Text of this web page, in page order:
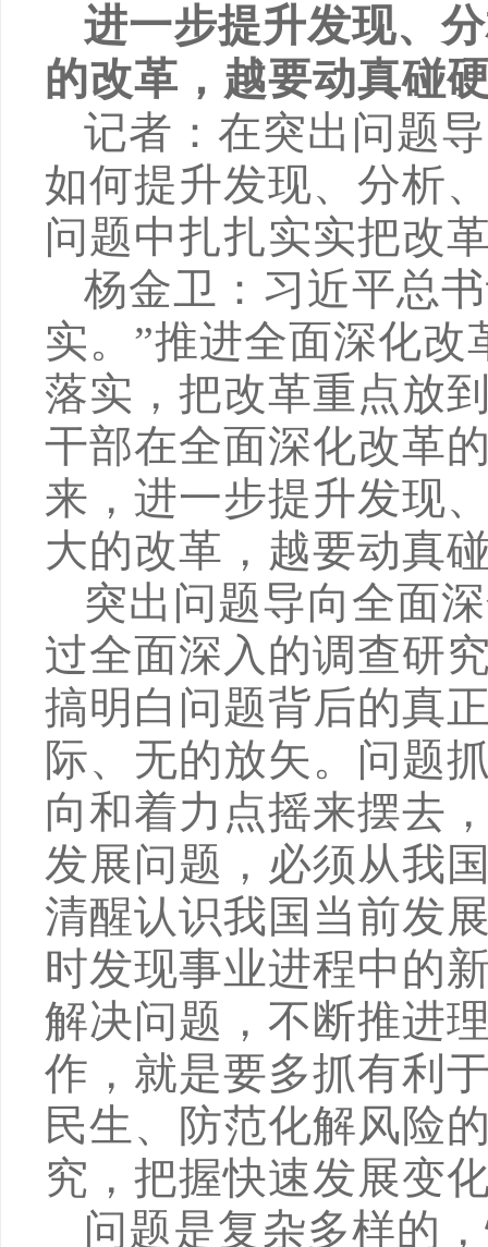
进一步提升发现、
的改革，越要动真碰
记者：在突出问题
如何提升发现、分析
问题中扎扎实实把改
杨金卫：习近平总
实。”推进全面深化
落实，把改革重点放
干部在全面深化改革
来，进一步提升发现
大的改革，越要动真
突出问题导向全面
过全面深入的调查研
搞明白问题背后的真
际、无的放矢。问题
向和着力点摇来摆去
发展问题，必须从我
清醒认识我国当前发
时发现事业进程中的
解决问题，不断推进
作，就是要多抓有利
民生、防范化解风险
究，把握快速发展变
问题是复杂多样的